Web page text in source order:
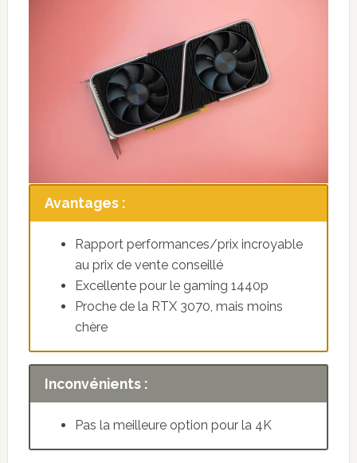
Avantages :
Rapport performances/prix incroyable
au prix de vente conseillé
Excellente pour le gaming 1440p
Proche de la RTX 3070, mais moins
chère
Inconvénients :
Pas la meilleure option pour la 4K